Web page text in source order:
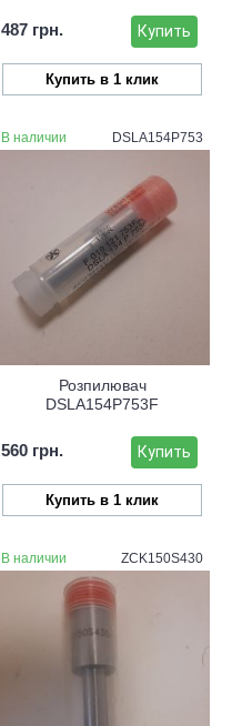
487 грн. Купить
Купить в 1 клик
В наличии DSLA154P753
Розпилювач
DSLA154P753F
560 грн. Купить
Купить в 1 клик
В наличии ZCK150S430